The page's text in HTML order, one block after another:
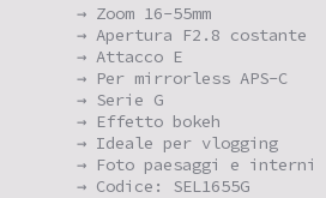
→ Zoom 16-55mm
→ Apertura F2.8 costante
→ Attacco E
→ Per mirrorless APS-C
→ Serie G
→ Effetto bokeh
→ Ideale per vlogging
→ Foto paesaggi e interni
→ Codice: SEL1655G